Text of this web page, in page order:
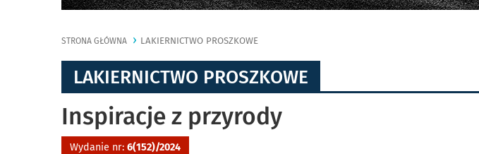
STRONA GŁÓWNA LAKIERNICTWO PROSZKOWE
LAKIERNICTWO PROSZKOWE
Inspiracje z przyrody
Wydanie nr: 6(152)/2024